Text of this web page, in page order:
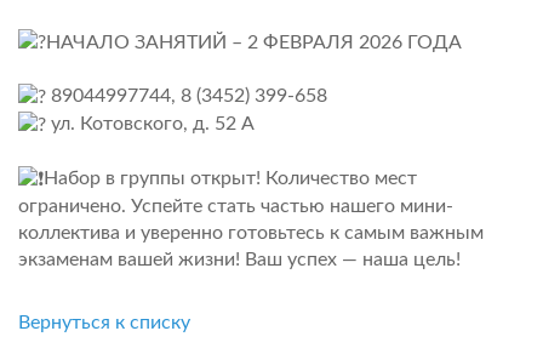
НАЧАЛО ЗАНЯТИЙ – 2 ФЕВРАЛЯ 2026 ГОДА
89044997744, 8 (3452) 399-658
ул. Котовского, д. 52 А
️Набор в группы открыт! Количество мест
ограничено. Успейте стать частью нашего мини-
коллектива и уверенно готовьтесь к самым важным
экзаменам вашей жизни! Ваш успех — наша цель!
Вернуться к списку